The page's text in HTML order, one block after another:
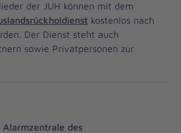
der JUH können mit dem
kostenlos nach
Der Dienst steht auch
sowie Privatpersonen zur
Alarmzentrale des